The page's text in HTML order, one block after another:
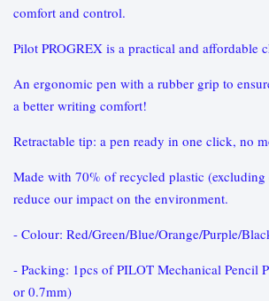
comfort and control.
Pilot PROGREX is a practical and affordable
An ergonomic pen with a rubber grip to
a better writing comfort!
Retractable tip: a pen ready in one click, no
Made with 70% of recycled plastic (excluding
reduce our impact on the environment.
- Colour: Red/Green/Blue/Orange/Purple/
- Packing: 1pcs of PILOT Mechanical Pencil
or 0.7mm)